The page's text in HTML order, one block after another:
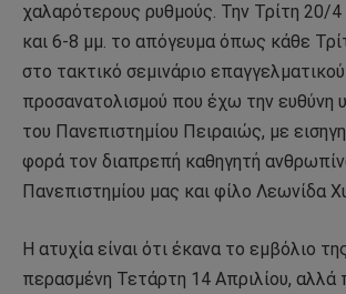
χαλαρότερους ρυθμούς. Την Τρίτη 20/
και 6-8 μμ. τo απόγευμα όπως κάθε
στο τακτικό σεμινάριο επαγγελματικού
προσανατολισμού που έχω την ευθύνη
του Πανεπιστημίου Πειραιώς, με
φορά τον διαπρεπή καθηγητή
Πανεπιστημίου μας και φίλο Λεωνίδα
Η ατυχία είναι ότι έκανα το εμβόλιο
περασμένη Τετάρτη 14 Απριλίου,